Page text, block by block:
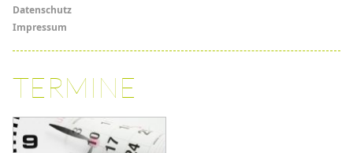
Datenschutz
Impressum
TERMINE